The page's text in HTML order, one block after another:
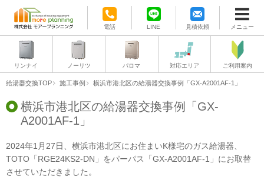
電話 LINE 見積依頼 メニュー
リンナイ ノーリツ パロマ 対応エリア ご利用案内
給湯器交換TOP 施工事例 横浜市港北区の給湯器交換事例「GX-A2001AF-1」
横浜市港北区の給湯器交換事例「GX-
A2001AF-1」
2024年1月27日、横浜市港北区にお住まいK様宅のガス給湯器、
TOTO「RGE24KS2-DN」をパーパス「GX-A2001AF-1」にお取替
させていただきました。